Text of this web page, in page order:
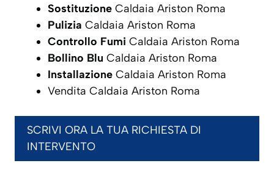
Sostituzione Caldaia Ariston Roma
Pulizia Caldaia Ariston Roma
Controllo Fumi Caldaia Ariston Roma
Bollino Blu Caldaia Ariston Roma
Installazione Caldaia Ariston Roma
Vendita Caldaia Ariston Roma
SCRIVI ORA LA TUA RICHIESTA DI
INTERVENTO